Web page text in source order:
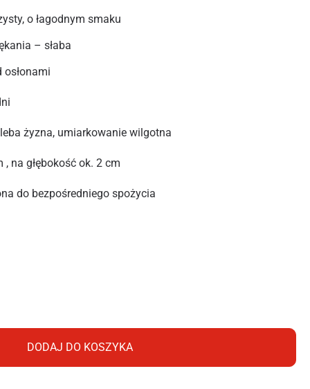
o łagodnym smaku
– słaba
żyzna, umiarkowanie wilgotna
na głębokość ok. 2 cm
do bezpośredniego spożycia
DODAJ DO KOSZYKA